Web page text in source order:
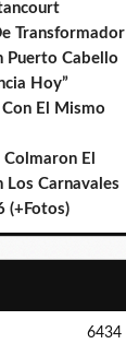
Transformador
Puerto Cabello
Hoy”
El Mismo
El
Los Carnavales
(+Fotos)
6434